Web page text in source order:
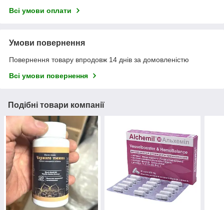
Всі умови оплати
Умови повернення
Повернення товару впродовж 14 днів за домовленістю
Всі умови повернення
Подібні товари компанії